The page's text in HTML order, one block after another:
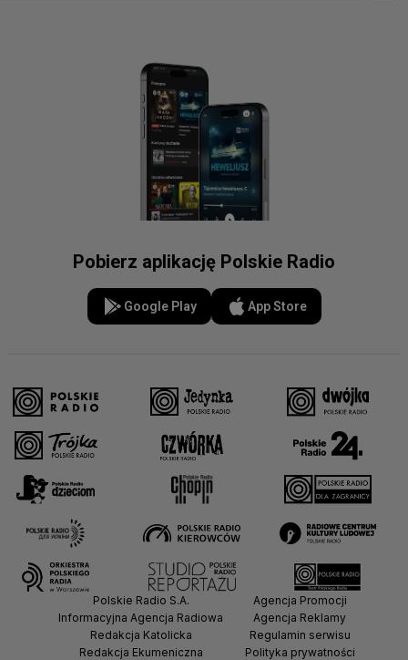
Pobierz aplikację Polskie Radio
Google Play App Store
Polskie Radio S.A.
Informacyjna Agencja Radiowa
Redakcja Katolicka
Redakcja Ekumeniczna
Agencja Promocji
Agencja Reklamy
Regulamin serwisu
Polityka prywatności